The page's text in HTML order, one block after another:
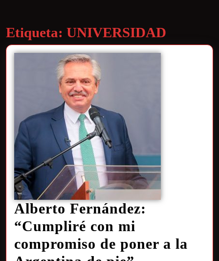
Etiqueta: UNIVERSIDAD
Alberto Fernández:
“Cumpliré con mi
compromiso de poner a la